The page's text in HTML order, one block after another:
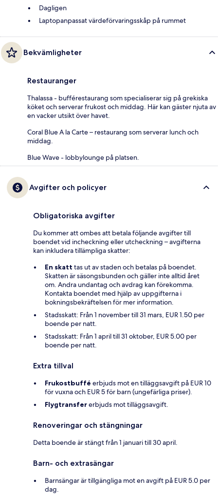
Dagligen
Laptopanpassat värdeförvaringsskåp på rummet
Bekvämligheter
Restauranger
Thalassa - bufférestaurang som specialiserar sig på grekiska
köket och serverar frukost och middag. Här kan gäster njuta av
en vacker utsikt över havet.
Coral Blue A la Carte – restaurang som serverar lunch och
middag.
Blue Wave - lobbylounge på platsen.
Avgifter och policyer
Obligatoriska avgifter
Du kommer att ombes att betala följande avgifter till
boendet vid incheckning eller utcheckning – avgifterna
kan inkludera tillämpliga skatter:
En skatt tas ut av staden och betalas på boendet.
Skatten är säsongsbunden och gäller inte alltid året
om. Andra undantag och avdrag kan förekomma.
Kontakta boendet med hjälp av uppgifterna i
bokningsbekräftelsen för mer information.
Stadsskatt: Från 1 november till 31 mars, EUR 1.50 per
boende per natt.
Stadsskatt: Från 1 april till 31 oktober, EUR 5.00 per
boende per natt.
Extra tillval
Frukostbuffé erbjuds mot en tilläggsavgift på EUR 10
för vuxna och EUR 5 för barn (ungefärliga priser).
Flygtransfererbjuds mot tilläggsavgift.
Renoveringar och stängningar
Detta boende är stängt från 1 januari till 30 april.
Barn- och extrasängar
Barnsängar är tillgängliga mot en avgift på EUR 5.0 per
dag.